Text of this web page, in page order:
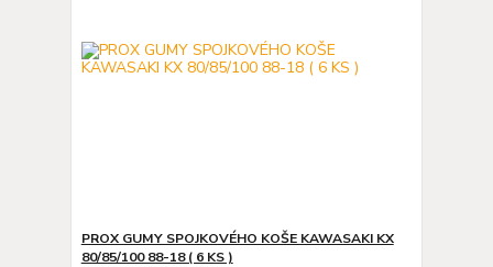
PROX GUMY SPOJKOVÉHO KOŠE KAWASAKI KX
80/85/100 88-18 ( 6 KS )